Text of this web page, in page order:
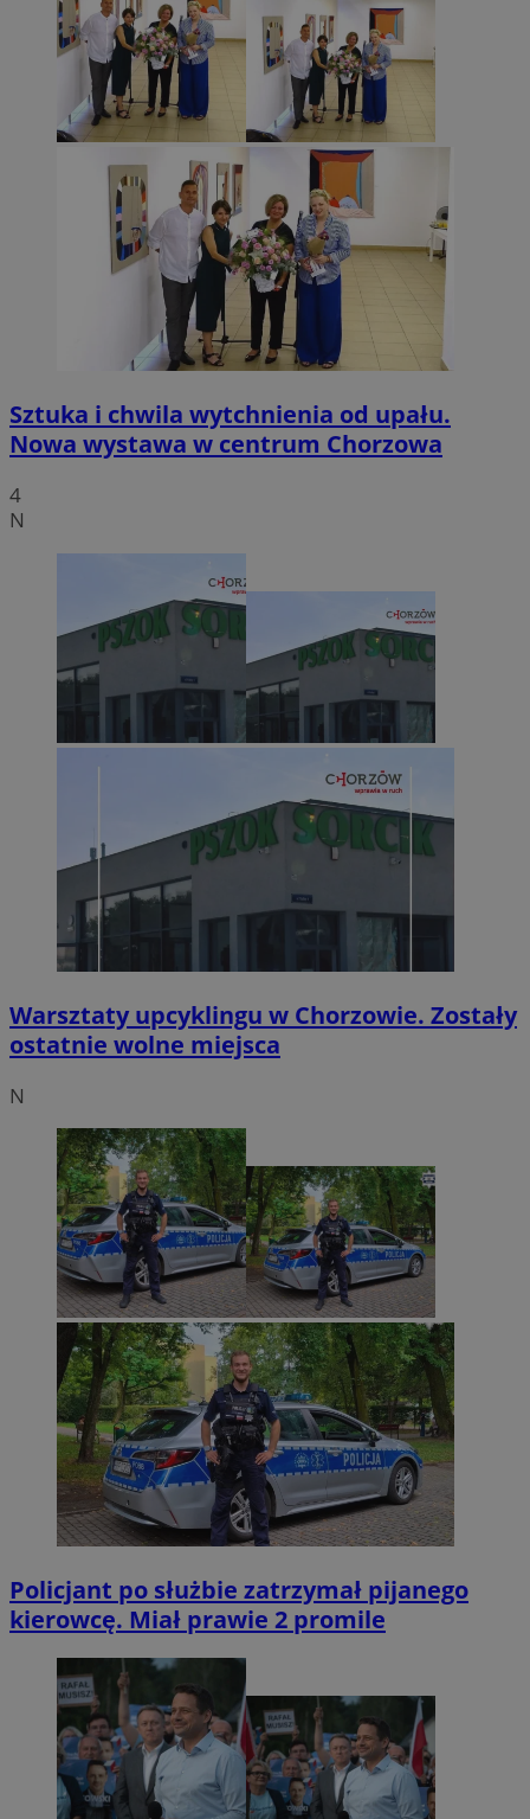
Sztuka i chwila wytchnienia od upału.
Nowa wystawa w centrum Chorzowa
4
N
Warsztaty upcyklingu w Chorzowie. Zostały
ostatnie wolne miejsca
N
Policjant po służbie zatrzymał pijanego
kierowcę. Miał prawie 2 promile